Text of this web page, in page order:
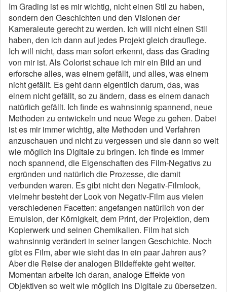
Im Grading ist es mir wichtig, nicht einen Stil zu haben,
sondern den Geschichten und den Visionen der
Kameraleute gerecht zu werden. Ich will nicht einen Stil
haben, den ich dann auf jedes Projekt gleich drauflege.
Ich will nicht, dass man sofort erkennt, dass das Grading
von mir ist. Als Colorist schaue ich mir ein Bild an und
erforsche alles, was einem gefällt, und alles, was einem
nicht gefällt. Es geht dann eigentlich darum, das, was
einem nicht gefällt, so zu ändern, dass es einem danach
natürlich gefällt. Ich finde es wahnsinnig spannend, neue
Methoden zu entwickeln und neue Wege zu gehen. Dabei
ist es mir immer wichtig, alte Methoden und Verfahren
anzuschauen und nicht zu vergessen und sie dann so weit
wie möglich ins Digitale zu bringen. Ich finde es immer
noch spannend, die Eigenschaften des Film-Negativs zu
ergründen und natürlich die Prozesse, die damit
verbunden waren. Es gibt nicht den Negativ-Filmlook,
vielmehr besteht der Look von Negativ-Film aus vielen
verschiedenen Facetten: angefangen natürlich von der
Emulsion, der Körnigkeit, dem Print, der Projektion, dem
Kopierwerk und seinen Chemikalien. Film hat sich
wahnsinnig verändert in seiner langen Geschichte. Noch
gibt es Film, aber wie sieht das in ein paar Jahren aus?
Aber die Reise der analogen Bildeffekte geht weiter.
Momentan arbeite ich daran, analoge Effekte von
Objektiven so weit wie möglich ins Digitale zu übersetzen.